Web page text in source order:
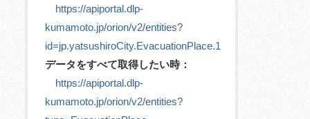
https://apiportal.dlp-
kumamoto.jp/orion/v2/entities?
id=jp.yatsushiroCity.EvacuationPlace.1
データをすべて取得したい時：
https://apiportal.dlp-
kumamoto.jp/orion/v2/entities?